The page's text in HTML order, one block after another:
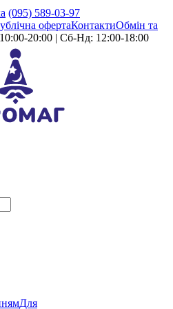
(095) 589-03-97
офертаКонтактиОбмін та
20:00 | Сб-Нд: 12:00-18:00
Для